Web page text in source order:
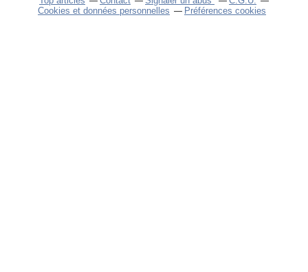
Cookies et données personnelles
Préférences cookies